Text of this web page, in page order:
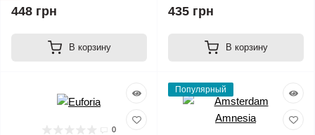
448 грн
В корзину
435 грн
В корзину
0
Популярный